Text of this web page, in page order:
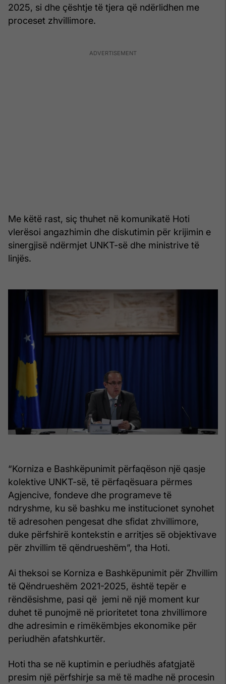
2025, si dhe çështje të tjera që ndërlidhen me
proceset zhvillimore.
Me këtë rast, siç thuhet në komunikatë Hoti
vlerësoi angazhimin dhe diskutimin për krijimin e
sinergjisë ndërmjet UNKT-së dhe ministrive të
linjës.
“Korniza e Bashkëpunimit përfaqëson një qasje
kolektive UNKT-së, të përfaqësuara përmes
Agjencive, fondeve dhe programeve të
ndryshme, ku së bashku me institucionet synohet
të adresohen pengesat dhe sfidat zhvillimore,
duke përfshirë kontekstin e arritjes së objektivave
për zhvillim të qëndrueshëm”, tha Hoti.
Ai theksoi se Korniza e Bashkëpunimit për Zhvillim
të Qëndrueshëm 2021-2025, është tepër e
rëndësishme, pasi që jemi në një moment kur
duhet të punojmë në prioritetet tona zhvillimore
dhe adresimin e rimëkëmbjes ekonomike për
periudhën afatshkurtër.
Hoti tha se në kuptimin e periudhës afatgjatë
presim një përfshirje sa më të madhe në procesin